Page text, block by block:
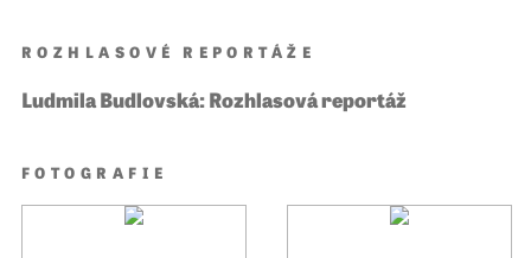
ROZHLASOVÉ REPORTÁŽE
Ludmila Budlovská: Rozhlasová reportáž
FOTOGRAFIE